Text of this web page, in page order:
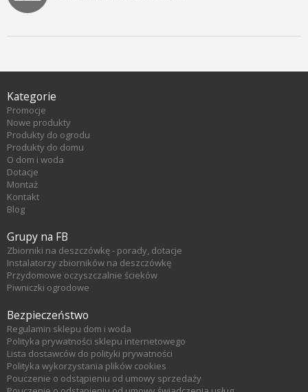
Kategorie
Promocje
Nowe produkty
Produkty do ogrodu
Produkty do domu
O dom i woda
Dotacje
Montaż
Kontakt
Blog
Grupy na FB
Zbiorniki na deszczówkę - porady, dotacje
Instalatorzy zbiorników na deszczówkę
Przydomowe oczyszczalnie ścieków
Piwniczki ogrodowe
Bezpieczeństwo
Regulamin sklepu dom i woda
Polityka prywatności sklepu internetowego
Lista dostawców do polityki prywatności
Polityka wykorzystania plików cookies
Pouczenie o odstąpieniu od umowy sprzedaży